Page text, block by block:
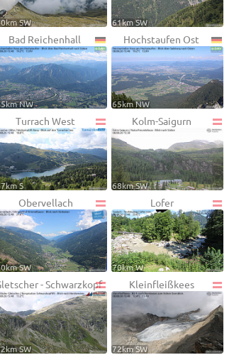
SW 61km SW
Bad Reichenhall
NW
Hochstaufen Ost
65km NW
Turrach West
S
Kolm-Saigurn
68km SW
Obervellach
SW
Lofer
70km W
- Schwarzkopf
SW
Kleinfleißkees
72km SW